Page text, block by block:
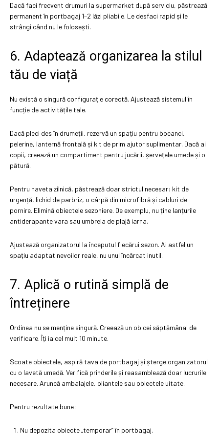
Dacă faci frecvent drumuri la supermarket după serviciu, păstrează
permanent în portbagaj 1–2 lăzi pliabile. Le desfaci rapid și le
strângi când nu le folosești.
6. Adaptează organizarea la stilul
tău de viață
Nu există o singură configurație corectă. Ajustează sistemul în
funcție de activitățile tale.
Dacă pleci des în drumeții, rezervă un spațiu pentru bocanci,
pelerine, lanternă frontală și kit de prim ajutor suplimentar. Dacă ai
copii, creează un compartiment pentru jucării, șervețele umede și o
pătură.
Pentru naveta zilnică, păstrează doar strictul necesar: kit de
urgență, lichid de parbriz, o cârpă din microfibră și cabluri de
pornire. Elimină obiectele sezoniere. De exemplu, nu ține lanțurile
antiderapante vara sau umbrela de plajă iarna.
Ajustează organizatorul la începutul fiecărui sezon. Ai astfel un
spațiu adaptat nevoilor reale, nu unul încărcat inutil.
7. Aplică o rutină simplă de
întreținere
Ordinea nu se menține singură. Creează un obicei săptămânal de
verificare. Îți ia cel mult 10 minute.
Scoate obiectele, aspiră tava de portbagaj și șterge organizatorul
cu o lavetă umedă. Verifică prinderile și reasamblează doar lucrurile
necesare. Aruncă ambalajele, pliantele sau obiectele uitate.
Pentru rezultate bune:
Nu depozita obiecte „temporar” în portbagaj.